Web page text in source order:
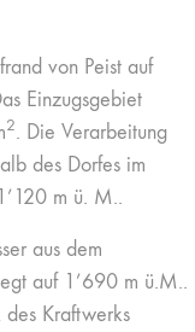
von Peist auf
Einzugsgebiet
2. Die Verarbeitung
des Dorfes im
m ü. M..
aus dem
auf 1’690 m ü.M..
des Kraftwerks